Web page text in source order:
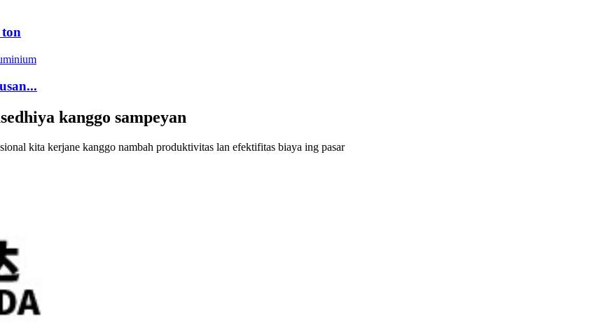
kanggo sampeyan
kita kerjane kanggo nambah produktivitas lan efektifitas biaya ing pasar